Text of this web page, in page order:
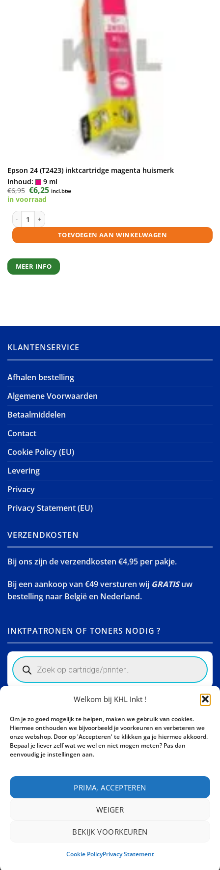
Welkom bij KHL Inkt !
Om je zo goed mogelijk te helpen, maken we gebruik van cookies.
Hiermee onthouden we bijvoorbeeld je voorkeuren en verbeteren we
onze webshop. Door op 'Accepteren' te klikken ga je hiermee akkoord.
Bepaal je liever zelf wat we wel en niet mogen meten? Pas dan
eenvoudig je instellingen aan.
PRIMA, ACCEPTEREN
WEIGER
BEKIJK VOORKEUREN
Cookie PolicyPrivacy Statement
Epson 24 (T2423) inktcartridge magenta huismerk
Inhoud:
9 ml
€6,95 Oorspronkelijke
prijs
was:
€6,25Huidige
prijs
incl.btw
in voorraad
Epson 24 (T2423) inktcartridge magenta huismerk aantal
TOEVOEGEN AAN WINKELWAGEN
MEER INFO
KLANTENSERVICE
Afhalen bestelling
Algemene Voorwaarden
Betaalmiddelen
Contact
Cookie Policy (EU)
Levering
Privacy
Privacy Statement (EU)
VERZENDKOSTEN
Bij ons zijn de verzendkosten €4,95 per pakje.
Bij een aankoop van €49 versturen wij GRATISuw
bestelling naar België en Nederland.
INKTPATRONEN OF TONERS NODIG ?
Products
search
Activity Invest BV - KHL, Kempische Steenweg 274
3500 Hasselt - België BE0862447190
Bel ons nu:+32 11 261499
Copyright 2026 ©Activity Invest BV - KHL INKT